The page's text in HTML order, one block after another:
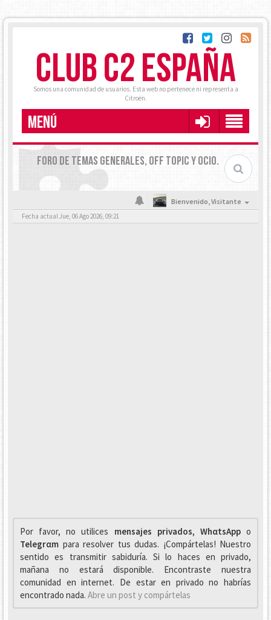
CLUB C2 ESPAÑA
Somos una comunidad de usuarios. Esta web no pertenece ni representa a
Citroën.
MENÚ
FORO DE TEMAS GENERALES, OFF TOPIC Y OCIO.
Bienvenido,Visitante
Fecha actual Jue, 06 Ago 2026, 09:21
Por favor, no utilices mensajes privados, WhαtsAppo
Telegrαm para resolver tus dudas. ¡Compártelas! Nuestro
sentido es transmitir sabiduría. Si lo haces en privado,
mañana no estará disponible. Encontraste nuestra
comunidad en internet. De estar en privado no habrías
encontrado nada. Abre un post y compártelas